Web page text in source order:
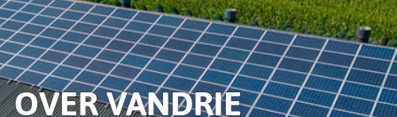
OVER VANDRIE